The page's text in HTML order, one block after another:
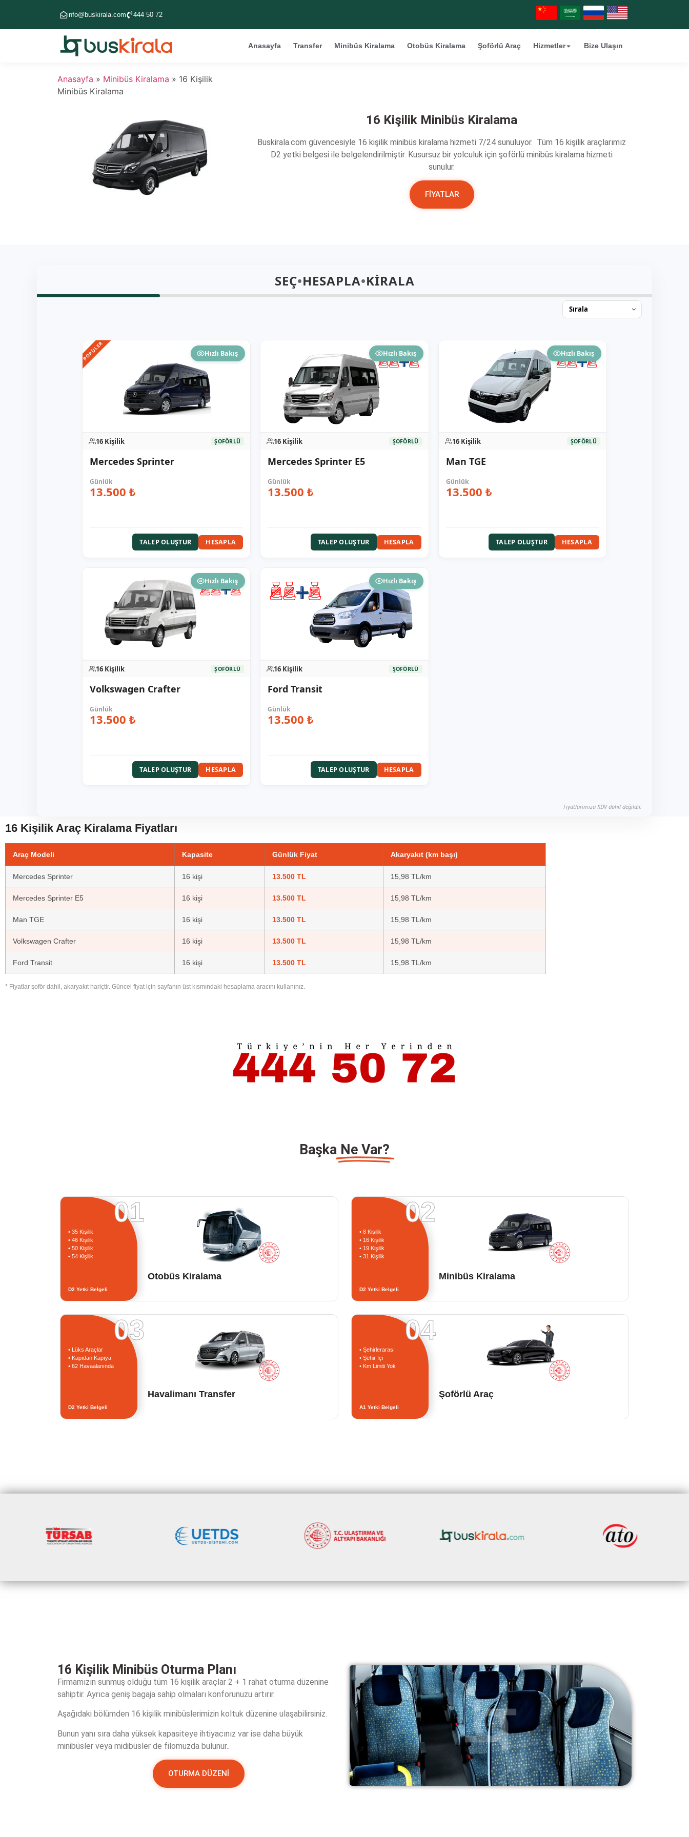
info@buskirala.com 444 50 72
Anasayfa Transfer Minibüs Kiralama Otobüs Kiralama Şoförlü Araç Hizmetler Bize Ulaşın
Anasayfa » Minibüs Kiralama » 16 Kişilik
Minibüs Kiralama
16 Kişilik Minibüs Kiralama
Buskirala.com güvencesiyle 16 kişilik minibüs kiralama hizmeti 7/24 sunuluyor. Tüm 16 kişilik araçlarımız
D2 yetki belgesi ile belgelendirilmiştir. Kusursuz bir yolculuk için şoförlü minibüs kiralama hizmeti
sunulur.
FİYATLAR
SEÇ•HESAPLA•KİRALA
POPÜLER Hızlı Bakış
16 Kişilik ŞOFÖRLÜ
Mercedes Sprinter
13.500 ₺
TALEP OLUŞTUR HESAPLA
Hızlı Bakış
16 Kişilik ŞOFÖRLÜ
Mercedes Sprinter E5
13.500 ₺
TALEP OLUŞTUR HESAPLA
Hızlı Bakış
16 Kişilik ŞOFÖRLÜ
Man TGE
13.500 ₺
TALEP OLUŞTUR HESAPLA
Hızlı Bakış
16 Kişilik ŞOFÖRLÜ
Volkswagen Crafter
13.500 ₺
TALEP OLUŞTUR HESAPLA
Hızlı Bakış
16 Kişilik ŞOFÖRLÜ
Ford Transit
13.500 ₺
TALEP OLUŞTUR HESAPLA
Fiyatlarımıza KDV dahil değildir.
16 Kişilik Araç Kiralama Fiyatları
Araç Modeli Kapasite Günlük Fiyat Akaryakıt (km başı)
Mercedes Sprinter 16 kişi 13.500 TL 15,98 TL/km
Mercedes Sprinter E5 16 kişi 13.500 TL 15,98 TL/km
Man TGE 16 kişi 13.500 TL 15,98 TL/km
Volkswagen Crafter 16 kişi 13.500 TL 15,98 TL/km
Ford Transit 16 kişi 13.500 TL 15,98 TL/km
* Fiyatlar şoför dahil, akaryakıt hariçtir. Güncel fiyat için sayfanın üst kısmındaki hesaplama aracını kullanınız.
Başka Ne Var?
01
• 35 Kişilik
• 46 Kişilik
• 50 Kişilik
• 54 Kişilik
D2 Yetki Belgeli
Otobüs Kiralama
02
• 8 Kişilik
• 16 Kişilik
• 19 Kişilik
• 31 Kişilik
D2 Yetki Belgeli
Minibüs Kiralama
03
• Lüks Araçlar
• Kapıdan Kapıya
• 62 Havaalanında
D2 Yetki Belgeli
Havalimanı Transfer
04
• Şehirlerarası
• Şehir İçi
• Km Limiti Yok
A1 Yetki Belgeli
Şoförlü Araç
16 Kişilik Minibüs Oturma Planı
Firmamızın sunmuş olduğu tüm 16 kişilik araçlar 2 + 1 rahat oturma düzenine
sahiptir. Ayrıca geniş bagaja sahip olmaları konforunuzu artırır.
Aşağıdaki bölümden 16 kişilik minibüslerimizin koltuk düzenine ulaşabilirsiniz.
Bunun yanı sıra daha yüksek kapasiteye ihtiyacınız var ise daha büyük
minibüsler veya midibüsler de filomuzda bulunur..
OTURMA DÜZENİ